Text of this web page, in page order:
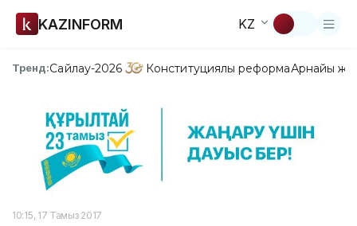
KAZINFORM KZ
Тренд:Сайлау-2026 Конституциялық реформаАрнайы
10:15, 17 Тамыз 2017